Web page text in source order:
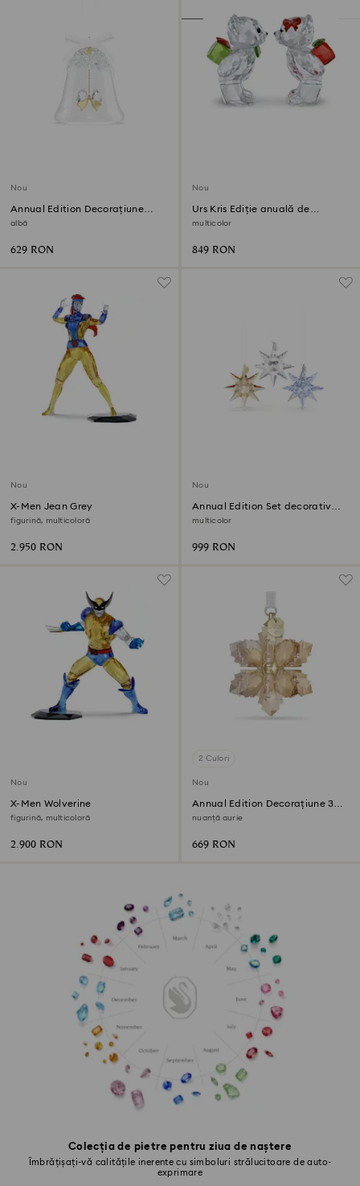
Nou
Annual Edition Decorațiune
clopot 2026
albă
629 RON
Nou
Urs Kris Ediție anuală de
sărbători 2026
multicolor
849 RON
Colecția de pietre pentru ziua de naștere
Îmbrățișați-vă calitățile inerente cu simboluri strălucitoare de auto-
exprimare
Nou
X-Men Jean Grey
figurină, multicoloră
2.950 RON
Nou
Annual Edition Set decorativ
2026 a 35-a aniversare
multicolor
999 RON
Nou
X-Men Wolverine
figurină, multicoloră
2.900 RON
2 Culori
Nou
Annual Edition Decorațiune 3D
Festive 2026
nuanță aurie
669 RON